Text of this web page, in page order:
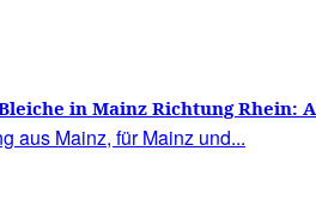
in Mainz Richtung Rhein:
– Haben die Mainzer